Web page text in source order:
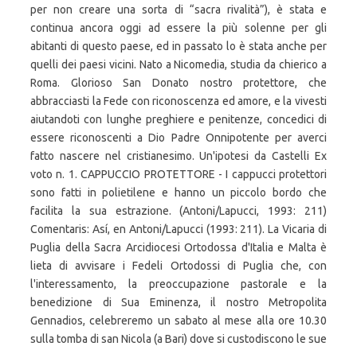
per non creare una sorta di “sacra rivalità”), è stata e
continua ancora oggi ad essere la più solenne per gli
abitanti di questo paese, ed in passato lo è stata anche per
quelli dei paesi vicini. Nato a Nicomedia, studia da chierico a
Roma. Glorioso San Donato nostro protettore, che
abbracciasti la Fede con riconoscenza ed amore, e la vivesti
aiutandoti con lunghe preghiere e penitenze, concedici di
essere riconoscenti a Dio Padre Onnipotente per averci
fatto nascere nel cristianesimo. Un'ipotesi da Castelli Ex
voto n. 1. CAPPUCCIO PROTETTORE - I cappucci protettori
sono fatti in polietilene e hanno un piccolo bordo che
facilita la sua estrazione. (Antoni/Lapucci, 1993: 211)
Comentaris: Así, en Antoni/Lapucci (1993: 211). La Vicaria di
Puglia della Sacra Arcidiocesi Ortodossa d'Italia e Malta è
lieta di avvisare i Fedeli Ortodossi di Puglia che, con
l'interessamento, la preoccupazione pastorale e la
benedizione di Sua Eminenza, il nostro Metropolita
Gennadios, celebreremo un sabato al mese alla ore 10.30
sulla tomba di san Nicola (a Bari) dove si custodiscono le sue